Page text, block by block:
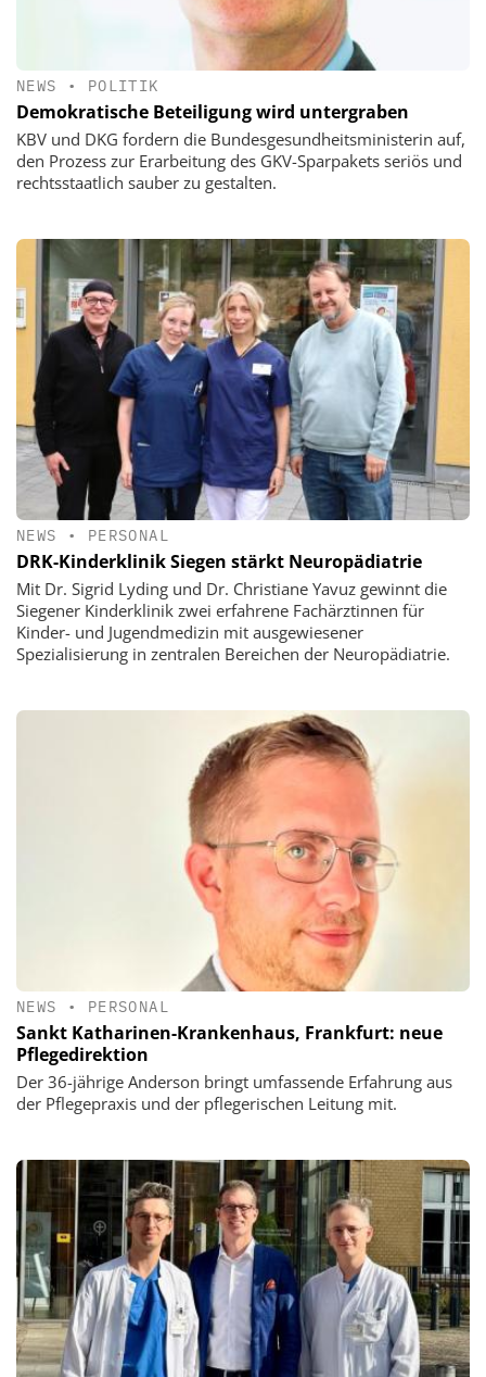
NEWS • POLITIK
Demokratische Beteiligung wird untergraben
KBV und DKG fordern die Bundesgesundheitsministerin auf,
den Prozess zur Erarbeitung des GKV-Sparpakets seriös und
rechtsstaatlich sauber zu gestalten.
NEWS • PERSONAL
DRK-Kinderklinik Siegen stärkt Neuropädiatrie
Mit Dr. Sigrid Lyding und Dr. Christiane Yavuz gewinnt die
Siegener Kinderklinik zwei erfahrene Fachärztinnen für
Kinder- und Jugendmedizin mit ausgewiesener
Spezialisierung in zentralen Bereichen der Neuropädiatrie.
NEWS • PERSONAL
Sankt Katharinen-Krankenhaus, Frankfurt: neue
Pflegedirektion
Der 36-jährige Anderson bringt umfassende Erfahrung aus
der Pflegepraxis und der pflegerischen Leitung mit.